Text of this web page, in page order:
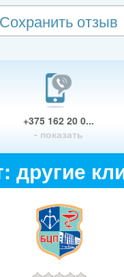
Сохранить отзыв
+375 162 20 0...
- показать
другие